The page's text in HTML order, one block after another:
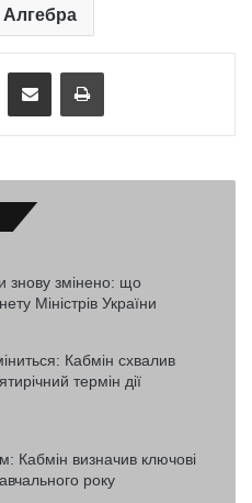
Алгебра
Надіслати електронною поштоюНадрукувати
знову змінено: що
Міністрів України
Кабмін схвалив
термін дії
Кабмін визначив ключові
року